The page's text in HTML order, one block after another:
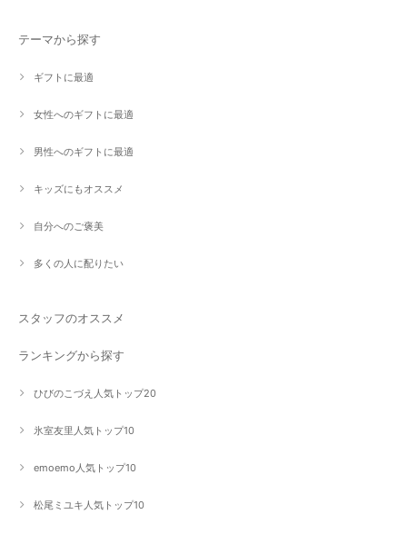
テーマから探す
ギフトに最適
女性へのギフトに最適
男性へのギフトに最適
キッズにもオススメ
自分へのご褒美
多くの人に配りたい
スタッフのオススメ
ランキングから探す
ひびのこづえ人気トップ20
氷室友里人気トップ10
emoemo人気トップ10
松尾ミユキ人気トップ10